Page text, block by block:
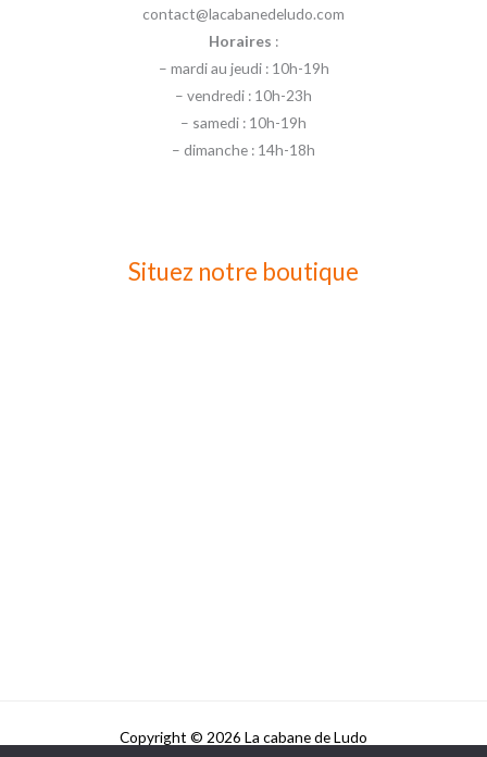
contact@lacabanedeludo.com
Horaires :
– mardi au jeudi : 10h-19h
– vendredi : 10h-23h
– samedi : 10h-19h
– dimanche : 14h-18h
Situez notre boutique
Copyright © 2026 La cabane de Ludo